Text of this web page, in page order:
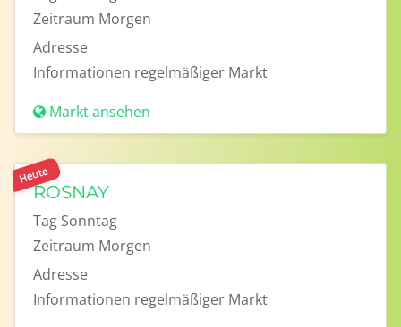
Zeitraum Morgen
Adresse
Informationen regelmäßiger Markt
Markt ansehen
Heute
ROSNAY
Tag Sonntag
Zeitraum Morgen
Adresse
Informationen regelmäßiger Markt